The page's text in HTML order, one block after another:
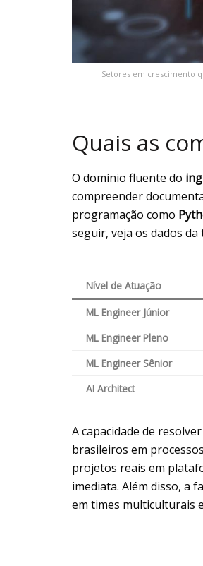
Setores em crescimento
Quais as
O domínio fluente do
compreender
programação como
seguir, veja os dados
Nível de Atuação
ML Engineer Júnior
ML Engineer Pleno
ML Engineer Sênior
AI Architect
A capacidade de
brasileiros em
projetos reais em
imediata. Além disso, a
em times multiculturais